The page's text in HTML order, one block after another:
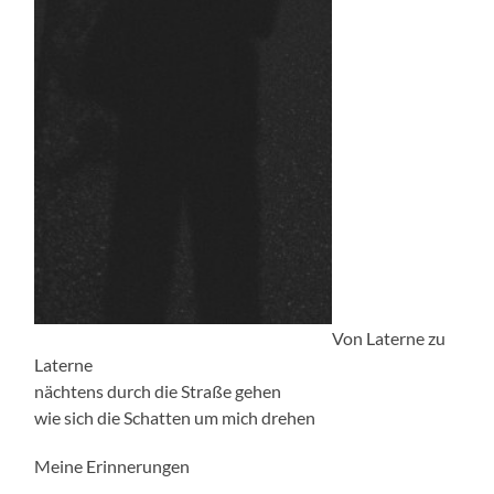
Von Laterne zu
Laterne
nächtens durch die Straße gehen
wie sich die Schatten um mich drehen
Meine Erinnerungen